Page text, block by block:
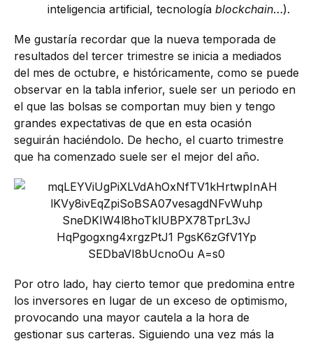
inteligencia artificial, tecnología blockchain…).
Me gustaría recordar que la nueva temporada de
resultados del tercer trimestre se inicia a mediados
del mes de octubre, e históricamente, como se puede
observar en la tabla inferior, suele ser un periodo en
el que las bolsas se comportan muy bien y tengo
grandes expectativas de que en esta ocasión
seguirán haciéndolo. De hecho, el cuarto trimestre
que ha comenzado suele ser el mejor del año.
Por otro lado, hay cierto temor que predomina entre
los inversores en lugar de un exceso de optimismo,
provocando una mayor cautela a la hora de
gestionar sus carteras. Siguiendo una vez más la